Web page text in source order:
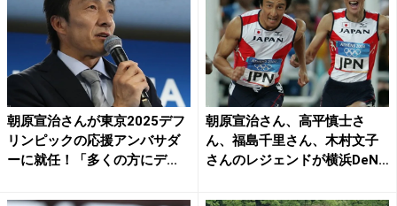
朝原宣治さんが東京2025デフ
リンピックの応援アンバサダ
ーに就任！「多くの方にデ...
朝原宣治さん、高平慎士さ
ん、福島千里さん、木村文子
さんのレジェンドが横浜DeN